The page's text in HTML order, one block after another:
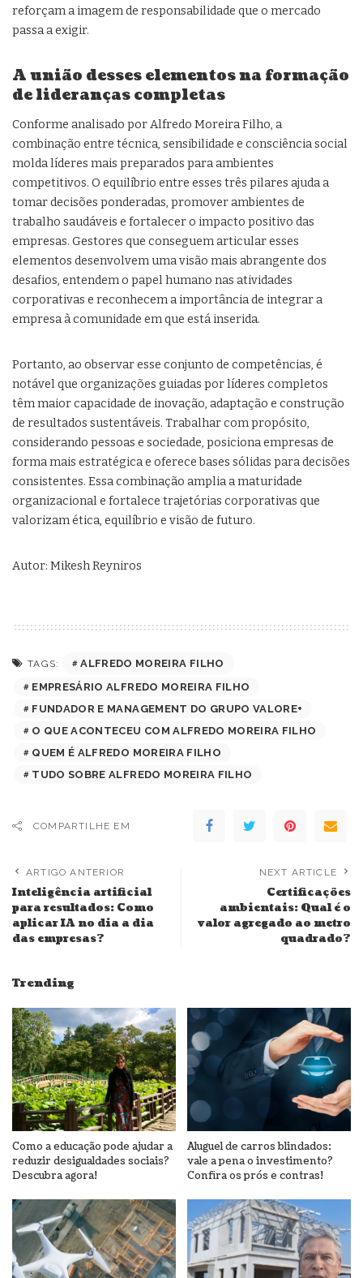
reforçam a imagem de responsabilidade que o mercado
passa a exigir.
A união desses elementos na formação
de lideranças completas
Conforme analisado por Alfredo Moreira Filho, a
combinação entre técnica, sensibilidade e consciência social
molda líderes mais preparados para ambientes
competitivos. O equilíbrio entre esses três pilares ajuda a
tomar decisões ponderadas, promover ambientes de
trabalho saudáveis e fortalecer o impacto positivo das
empresas. Gestores que conseguem articular esses
elementos desenvolvem uma visão mais abrangente dos
desafios, entendem o papel humano nas atividades
corporativas e reconhecem a importância de integrar a
empresa à comunidade em que está inserida.
Portanto, ao observar esse conjunto de competências, é
notável que organizações guiadas por líderes completos
têm maior capacidade de inovação, adaptação e construção
de resultados sustentáveis. Trabalhar com propósito,
considerando pessoas e sociedade, posiciona empresas de
forma mais estratégica e oferece bases sólidas para decisões
consistentes. Essa combinação amplia a maturidade
organizacional e fortalece trajetórias corporativas que
valorizam ética, equilíbrio e visão de futuro.
Autor: Mikesh Reyniros
TAGS:
ALFREDO MOREIRA FILHO
EMPRESÁRIO ALFREDO MOREIRA FILHO
FUNDADOR E MANAGEMENT DO GRUPO VALORE+
O QUE ACONTECEU COM ALFREDO MOREIRA FILHO
QUEM É ALFREDO MOREIRA FILHO
TUDO SOBRE ALFREDO MOREIRA FILHO
COMPARTILHE EM
ARTIGO ANTERIOR
Inteligência artificial
para resultados: Como
aplicar IA no dia a dia
das empresas?
NEXT ARTICLE
Certificações
ambientais: Qual é o
valor agregado ao metro
quadrado?
Trending
Como a educação pode ajudar a
reduzir desigualdades sociais?
Descubra agora!
Aluguel de carros blindados:
vale a pena o investimento?
Confira os prós e contras!